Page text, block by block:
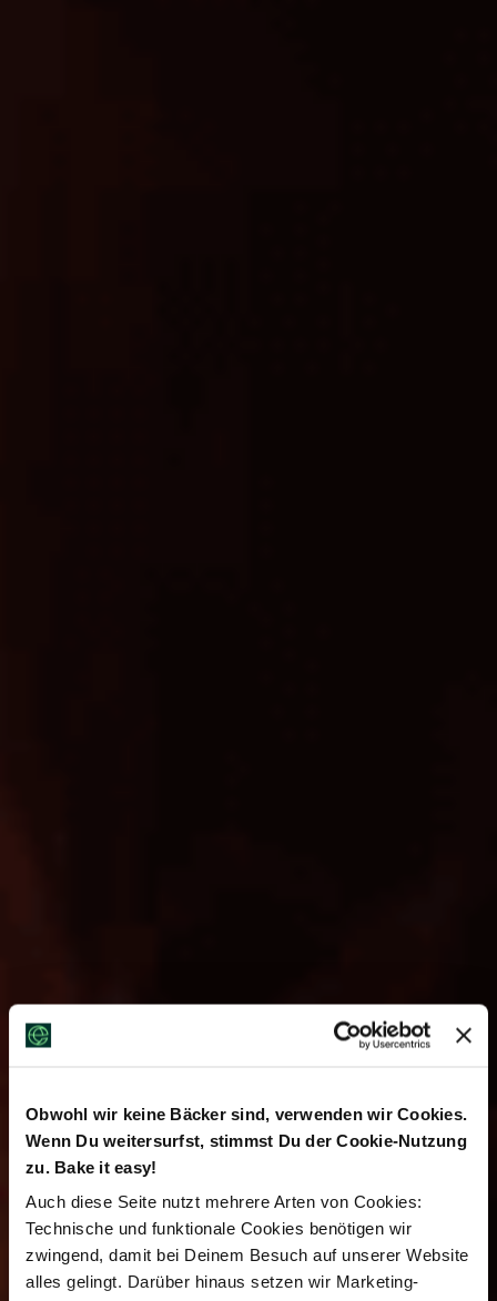
Obwohl wir keine Bäcker sind, verwenden wir Cookies.
Wenn Du weitersurfst, stimmst Du der Cookie-Nutzung
zu. Bake it easy!
Auch diese Seite nutzt mehrere Arten von Cookies:
Technische und funktionale Cookies benötigen wir
zwingend, damit bei Deinem Besuch auf unserer Website
alles gelingt. Darüber hinaus setzen wir Marketing-
kuhotel
steinplatte,
trademark